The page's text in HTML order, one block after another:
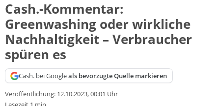
Cash.-Kommentar:
Greenwashing oder wirkliche
Nachhaltigkeit – Verbraucher
spüren es
Cash. bei Googleals bevorzugte Quelle markieren
Veröffentlichung: 12.10.2023, 00:01 Uhr